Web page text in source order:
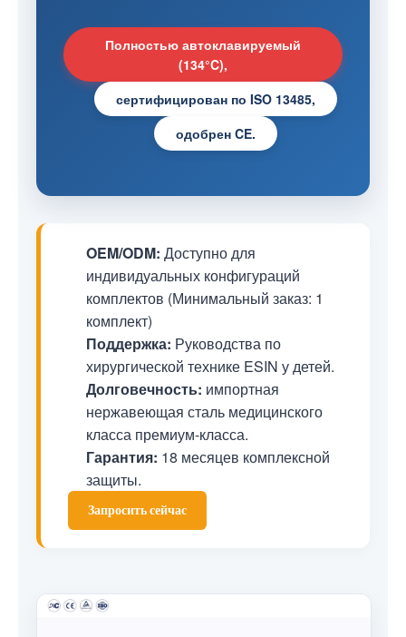
Полностью автоклавируемый
(134°C),
сертифицирован по ISO 13485,
одобрен CE.
OEM/ODM: Доступно для
индивидуальных конфигураций
комплектов (Минимальный заказ: 1
комплект)
Поддержка: Руководства по
хирургической технике ESIN у детей.
Долговечность: импортная
нержавеющая сталь медицинского
класса премиум-класса.
Гарантия: 18 месяцев комплексной
защиты.
Запросить сейчас